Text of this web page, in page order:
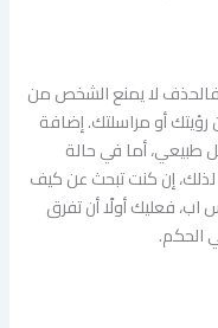
لا يمنع الشخص من
أو مراسلتك. إضافة
طبيعي، أما في حالة
إن كنت تبحث عن كيف
فعليك أولًا أن تفرق
الحكم.